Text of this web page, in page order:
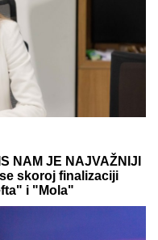
je nestala: Posle
je kada je saznao